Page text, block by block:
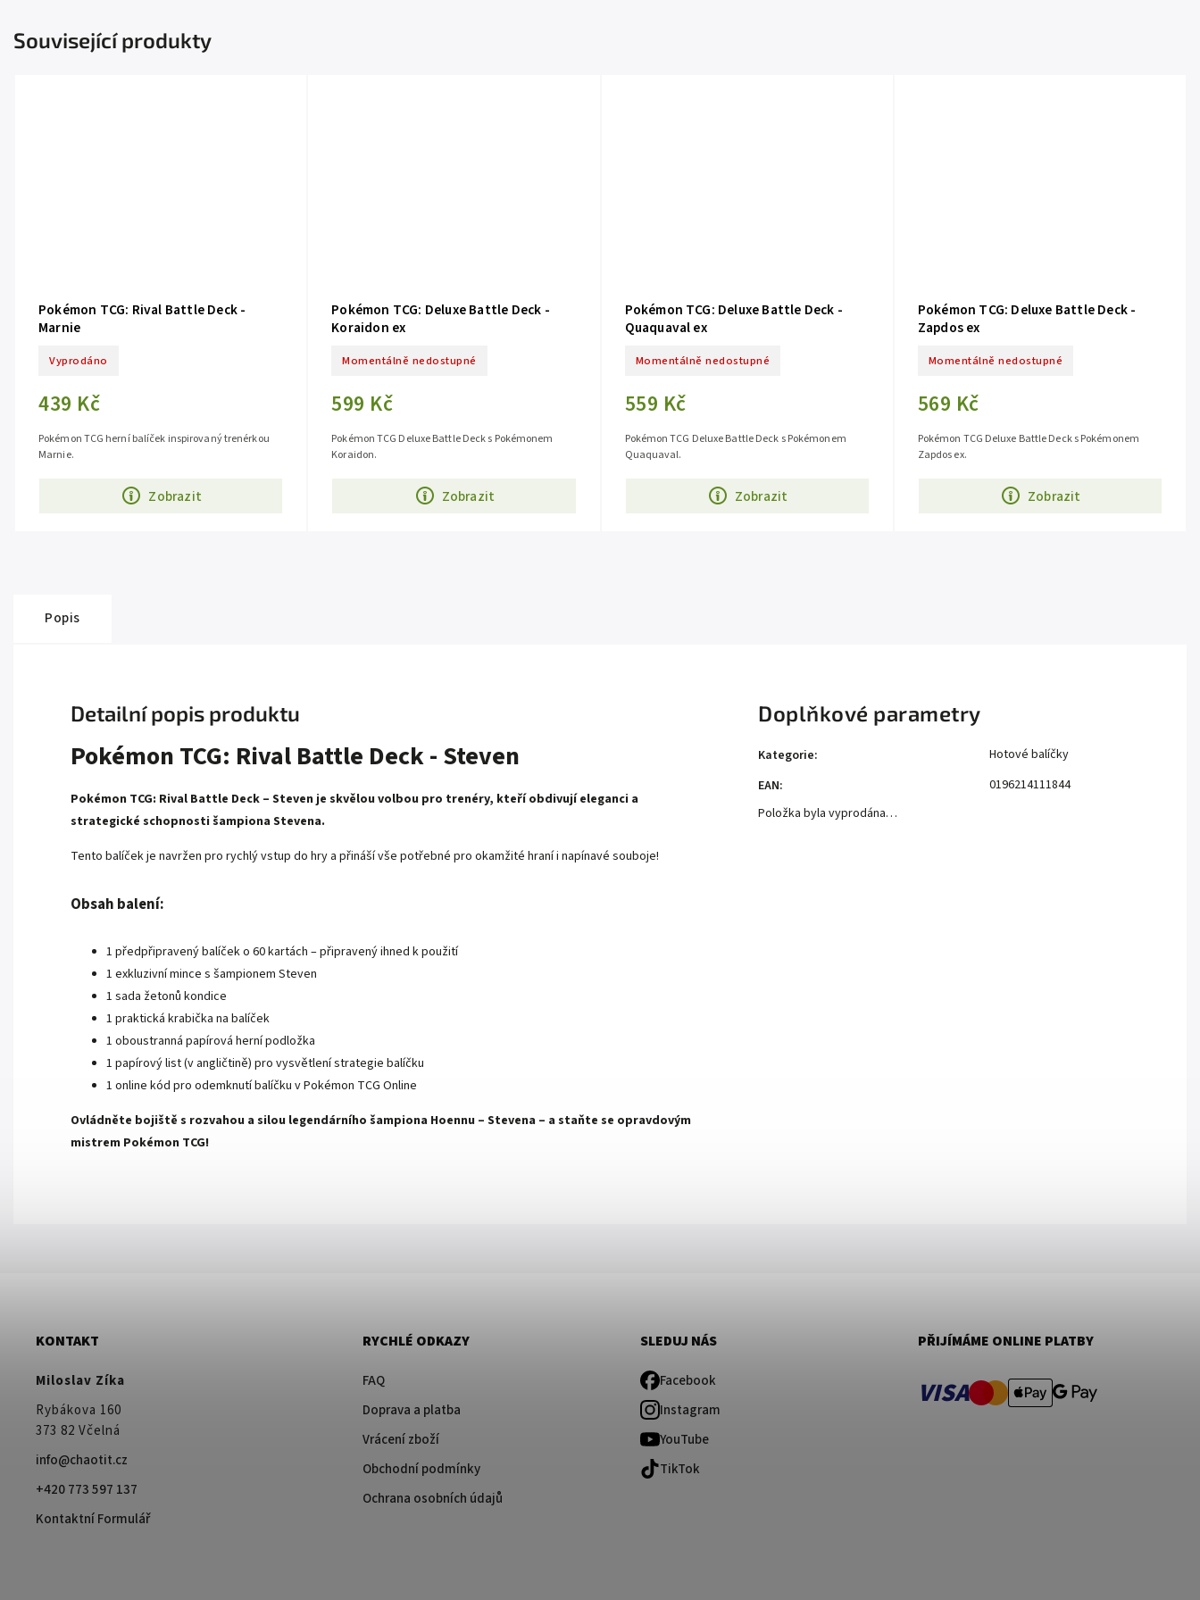
Související produkty
Pokémon TCG: Rival Battle Deck -
Marnie
Vyprodáno
439 Kč
Zobrazit
Pokémon TCG herní balíček inspirovaný trenérkou
Marnie.
Pokémon TCG: Deluxe Battle Deck -
Koraidon ex
Momentálně nedostupné
599 Kč
Zobrazit
Pokémon TCG Deluxe Battle Deck s Pokémonem
Koraidon.
Pokémon TCG: Deluxe Battle Deck -
Quaquaval ex
Momentálně nedostupné
559 Kč
Zobrazit
Pokémon TCG Deluxe Battle Deck s Pokémonem
Quaquaval.
Pokémon TCG: Deluxe Battle Deck -
Zapdos ex
Momentálně nedostupné
569 Kč
Zobrazit
Pokémon TCG Deluxe Battle Deck s Pokémonem
Zapdos ex.
Popis
Detailní popis produktu
Pokémon TCG: Rival Battle Deck - Steven
Pokémon TCG: Rival Battle Deck – Steven je skvělou volbou pro trenéry, kteří obdivují eleganci a
strategické schopnosti šampiona Stevena.
Tento balíček je navržen pro rychlý vstup do hry a přináší vše potřebné pro okamžité hraní i napínavé souboje!
Obsah balení:
1 předpřipravený balíček o 60 kartách – připravený ihned k použití
1 exkluzivní mince s šampionem Steven
1 sada žetonů kondice
1 praktická krabička na balíček
1 oboustranná papírová herní podložka
1 papírový list (v angličtině) pro vysvětlení strategie balíčku
1 online kód pro odemknutí balíčku v Pokémon TCG Online
Ovládněte bojiště s rozvahou a silou legendárního šampiona Hoennu – Stevena – a staňte se opravdovým
mistrem Pokémon TCG!
Doplňkové parametry
Kategorie:
Hotové balíčky
EAN:
0196214111844
Položka byla vyprodána…
KONTAKT
Miloslav Zíka
Rybákova 160
373 82 Včelná
info@chaotit.cz
+420 773 597 137
Kontaktní Formulář
RYCHLÉ ODKAZY
FAQ
Doprava a platba
Vrácení zboží
Obchodní podmínky
Ochrana osobních údajů
SLEDUJ NÁS
Facebook
Instagram
YouTube
TikTok
PŘIJÍMÁME ONLINE PLATBY
VISA